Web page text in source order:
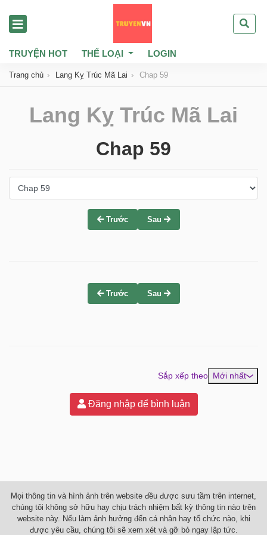
TRUYỆN HOT THỂ LOẠI LOGIN
Trang chủ Lang Kỵ Trúc Mã Lai Chap 59
Lang Kỵ Trúc Mã Lai
Chap 59
Trước Sau
Trước Sau
Sắp xếp theo Mới nhất
Đăng nhập để bình luận
Mọi thông tin và hình ảnh trên website đều được sưu tầm trên internet,
chúng tôi không sở hữu hay chịu trách nhiệm bất kỳ thông tin nào trên
website này. Nếu làm ảnh hưởng đến cá nhân hay tổ chức nào, khi
được yêu cầu, chúng tôi sẽ xem xét và gỡ bỏ ngay lập tức.